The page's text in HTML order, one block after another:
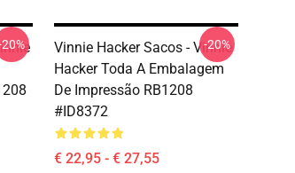
Vinnie Hacker Sacos - Vinnie
Hacker Toda A Embalagem
De Impressão RB1208
#ID8372
€ 22,95 - € 27,55
-20%